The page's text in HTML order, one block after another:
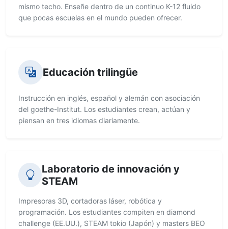
mismo techo. Enseñe dentro de un continuo K-12 fluido
que pocas escuelas en el mundo pueden ofrecer.
Educación trilingüe
Instrucción en inglés, español y alemán con asociación
del goethe-Institut. Los estudiantes crean, actúan y
piensan en tres idiomas diariamente.
Laboratorio de innovación y
STEAM
Impresoras 3D, cortadoras láser, robótica y
programación. Los estudiantes compiten en diamond
challenge (EE.UU.), STEAM tokio (Japón) y masters BEO